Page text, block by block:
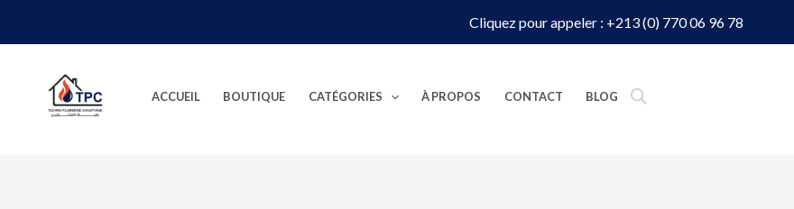
Cliquez pour appeler : +213 (0) 770 06 96 78
ACCUEIL BOUTIQUE CATÉGORIES À PROPOS CONTACT BLOG